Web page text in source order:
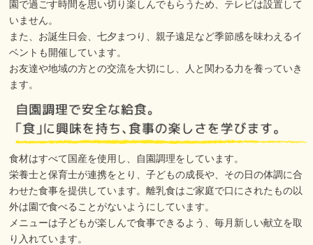
園で過ごす時間を思い切り楽しんでもらうため、テレビは設置して
いません。
また、お誕生日会、七夕まつり、親子遠足など季節感を味わえるイ
ベントも開催しています。
お友達や地域の方との交流を大切にし、人と関わる力を養っていき
ます。
食材はすべて国産を使用し、自園調理をしています。
栄養士と保育士が連携をとり、子どもの成長や、その日の体調に合
わせた食事を提供しています。離乳食はご家庭で口にされたもの以
外は園で食べることがないようにしています。
メニューは子どもが楽しんで食事できるよう、毎月新しい献立を取
り入れています。